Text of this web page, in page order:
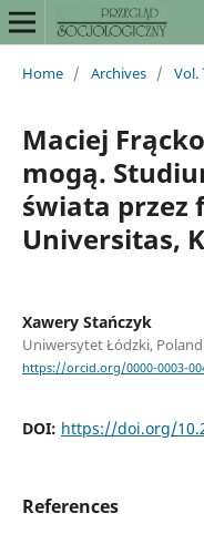
Home / Archives / Vol.
Maciej
mogą.
świata przez
Universitas,
Xawery Stańczyk
Uniwersytet Łódzki, Poland
https://orcid.org/0000-0003-
DOI: https://doi.org/
References